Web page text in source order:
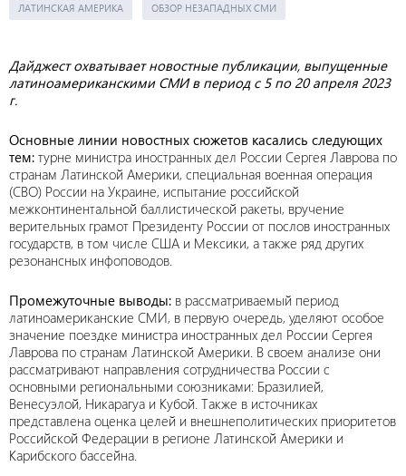
ЛАТИНСКАЯ АМЕРИКА ОБЗОР НЕЗАПАДНЫХ СМИ
Дайджест охватывает новостные публикации, выпущенные
латиноамериканскими СМИ в период с 5 по 20 апреля 2023
г.
Основные линии новостных сюжетов касались следующих
тем: турне министра иностранных дел России Сергея Лаврова по
странам Латинской Америки, специальная военная операция
(СВО) России на Украине, испытание российской
межконтинентальной баллистической ракеты, вручение
верительных грамот Президенту России от послов иностранных
государств, в том числе США и Мексики, а также ряд других
резонансных инфоповодов.
Промежуточные выводы: в рассматриваемый период
латиноамериканские СМИ, в первую очередь, уделяют особое
значение поездке министра иностранных дел России Сергея
Лаврова по странам Латинской Америки. В своем анализе они
рассматривают направления сотрудничества России с
основными региональными союзниками: Бразилией,
Венесуэлой, Никарагуа и Кубой. Также в источниках
представлена оценка целей и внешнеполитических приоритетов
Российской Федерации в регионе Латинской Америки и
Карибского бассейна.